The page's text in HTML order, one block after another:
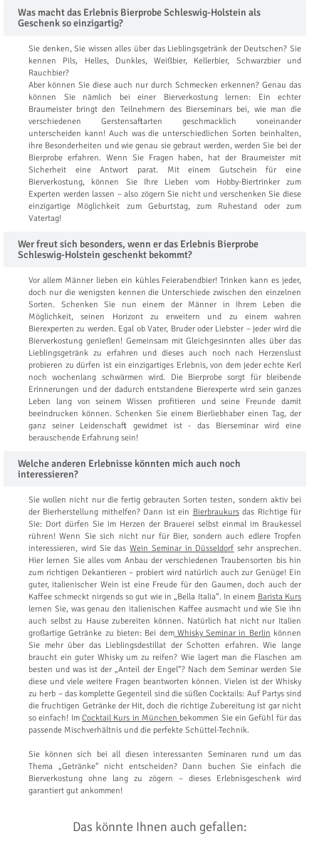
Was macht das Erlebnis Bierprobe Schleswig-Holstein als
Geschenk so einzigartig?
Sie denken, Sie wissen alles über das Lieblingsgetränk der Deutschen? Sie
kennen Pils, Helles, Dunkles, Weißbier, Kellerbier, Schwarzbier und
Rauchbier?
Aber können Sie diese auch nur durch Schmecken erkennen? Genau das
können Sie nämlich bei einer Bierverkostung lernen: Ein echter
Braumeister bringt den Teilnehmern des Bierseminars bei, wie man die
verschiedenen Gerstensaftarten geschmacklich voneinander
unterscheiden kann! Auch was die unterschiedlichen Sorten beinhalten,
ihre Besonderheiten und wie genau sie gebraut werden, werden Sie bei der
Bierprobe erfahren. Wenn Sie Fragen haben, hat der Braumeister mit
Sicherheit eine Antwort parat. Mit einem Gutschein für eine
Bierverkostung, können Sie Ihre Lieben vom Hobby-Biertrinker zum
Experten werden lassen – also zögern Sie nicht und verschenken Sie diese
einzigartige Möglichkeit zum Geburtstag, zum Ruhestand oder zum
Vatertag!
Wer freut sich besonders, wenn er das Erlebnis Bierprobe
Schleswig-Holstein geschenkt bekommt?
Vor allem Männer lieben ein kühles Feierabendbier! Trinken kann es jeder,
doch nur die wenigsten kennen die Unterschiede zwischen den einzelnen
Sorten. Schenken Sie nun einem der Männer in Ihrem Leben die
Möglichkeit, seinen Horizont zu erweitern und zu einem wahren
Bierexperten zu werden. Egal ob Vater, Bruder oder Liebster – jeder wird die
Bierverkostung genießen! Gemeinsam mit Gleichgesinnten alles über das
Lieblingsgetränk zu erfahren und dieses auch noch nach Herzenslust
probieren zu dürfen ist ein einzigartiges Erlebnis, von dem jeder echte Kerl
noch wochenlang schwärmen wird. Die Bierprobe sorgt für bleibende
Erinnerungen und der dadurch entstandene Bierexperte wird sein ganzes
Leben lang von seinem Wissen profitieren und seine Freunde damit
beeindrucken können. Schenken Sie einem Bierliebhaber einen Tag, der
ganz seiner Leidenschaft gewidmet ist - das Bierseminar wird eine
berauschende Erfahrung sein!
Welche anderen Erlebnisse könnten mich auch noch
interessieren?
Sie wollen nicht nur die fertig gebrauten Sorten testen, sondern aktiv bei
der Bierherstellung mithelfen? Dann ist ein Bierbraukursdas Richtige für
Sie: Dort dürfen Sie im Herzen der Brauerei selbst einmal im Braukessel
rühren! Wenn Sie sich nicht nur für Bier, sondern auch edlere Tropfen
interessieren, wird Sie dasWein Seminar in Düsseldorf sehr ansprechen.
Hier lernen Sie alles vom Anbau der verschiedenen Traubensorten bis hin
zum richtigen Dekantieren – probiert wird natürlich auch zur Genüge! Ein
guter, italienischer Wein ist eine Freude für den Gaumen, doch auch der
Kaffee schmeckt nirgends so gut wie in „Bella Italia“. In einem Barista Kurs
lernen Sie, was genau den italienischen Kaffee ausmacht und wie Sie ihn
auch selbst zu Hause zubereiten können. Natürlich hat nicht nur Italien
großartige Getränke zu bieten: Bei demWhisky Seminar in Berlin können
Sie mehr über das Lieblingsdestillat der Schotten erfahren. Wie lange
braucht ein guter Whisky um zu reifen? Wie lagert man die Flaschen am
besten und was ist der „Anteil der Engel“? Nach dem Seminar werden Sie
diese und viele weitere Fragen beantworten können. Vielen ist der Whisky
zu herb – das komplette Gegenteil sind die süßen Cocktails: Auf Partys sind
die fruchtigen Getränke der Hit, doch die richtige Zubereitung ist gar nicht
so einfach! Im Cocktail Kurs in München bekommen Sie ein Gefühl für das
passende Mischverhältnis und die perfekte Schüttel-Technik.
Sie können sich bei all diesen interessanten Seminaren rund um das
Thema „Getränke“ nicht entscheiden? Dann buchen Sie einfach die
Bierverkostung ohne lang zu zögern – dieses Erlebnisgeschenk wird
garantiert gut ankommen!
Das könnte Ihnen auch gefallen: